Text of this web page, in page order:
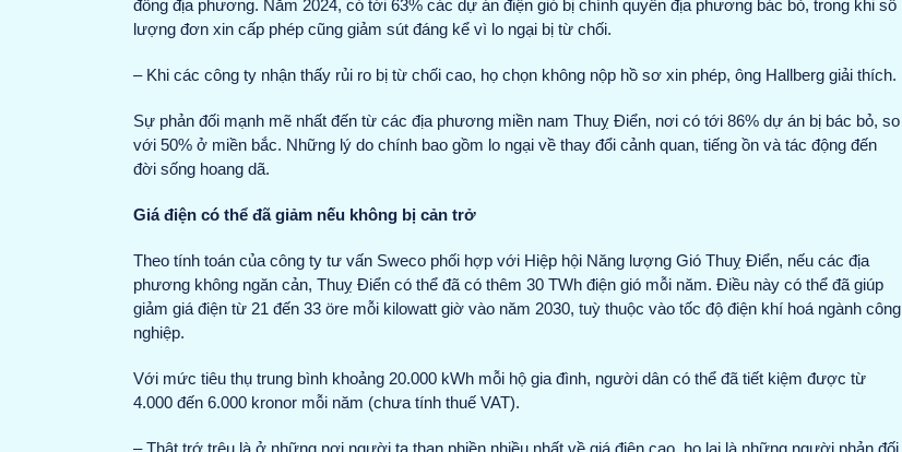
đồng địa phương. Năm 2024, có tới 63% các dự án điện gió bị chính quyền địa phương bác bỏ, trong khi số
lượng đơn xin cấp phép cũng giảm sút đáng kể vì lo ngại bị từ chối.
– Khi các công ty nhận thấy rủi ro bị từ chối cao, họ chọn không nộp hồ sơ xin phép, ông Hallberg giải thích.
Sự phản đối mạnh mẽ nhất đến từ các địa phương miền nam Thuỵ Điển, nơi có tới 86% dự án bị bác bỏ, so
với 50% ở miền bắc. Những lý do chính bao gồm lo ngại về thay đổi cảnh quan, tiếng ồn và tác động đến
đời sống hoang dã.
Giá điện có thể đã giảm nếu không bị cản trở
Theo tính toán của công ty tư vấn Sweco phối hợp với Hiệp hội Năng lượng Gió Thuỵ Điển, nếu các địa
phương không ngăn cản, Thuỵ Điển có thể đã có thêm 30 TWh điện gió mỗi năm. Điều này có thể đã giúp
giảm giá điện từ 21 đến 33 öre mỗi kilowatt giờ vào năm 2030, tuỳ thuộc vào tốc độ điện khí hoá ngành công
nghiệp.
Với mức tiêu thụ trung bình khoảng 20.000 kWh mỗi hộ gia đình, người dân có thể đã tiết kiệm được từ
4.000 đến 6.000 kronor mỗi năm (chưa tính thuế VAT).
– Thật trớ trêu là ở những nơi người ta than phiền nhiều nhất về giá điện cao, họ lại là những người phản đối